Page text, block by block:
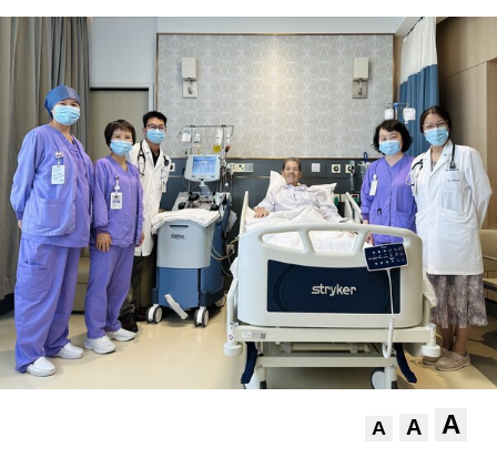
A A A